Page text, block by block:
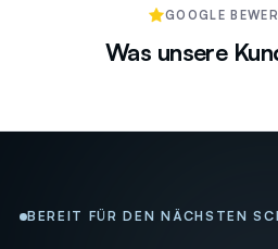
GOOGLE
Was unsere
BEREIT FÜR DEN NÄCHSTEN